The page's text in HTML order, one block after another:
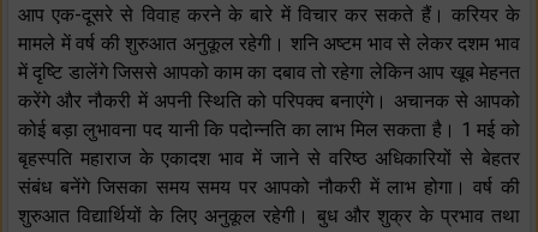
आप एक-दूसरे से विवाह करने के बारे में विचार कर सकते हैं। करियर के
मामले में वर्ष की शुरुआत अनुकूल रहेगी। शनि अष्टम भाव से लेकर दशम भाव
में दृष्टि डालेंगे जिससे आपको काम का दबाव तो रहेगा लेकिन आप खूब मेहनत
करेंगे और नौकरी में अपनी स्थिति को परिपक्व बनाएंगे। अचानक से आपको
कोई बड़ा लुभावना पद यानी कि पदोन्नति का लाभ मिल सकता है। 1 मई को
बृहस्पति महाराज के एकादश भाव में जाने से वरिष्ठ अधिकारियों से बेहतर
संबंध बनेंगे जिसका समय समय पर आपको नौकरी में लाभ होगा। वर्ष की
शुरुआत विद्यार्थियों के लिए अनुकूल रहेगी। बुध और शुक्र के प्रभाव तथा